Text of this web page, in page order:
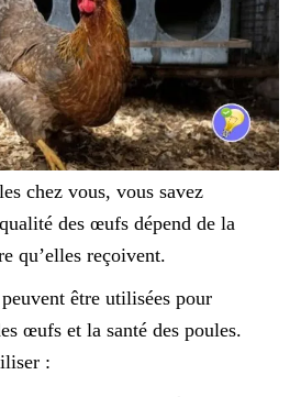
chez vous, vous savez
des œufs dépend de la
qu’elles reçoivent.
être utilisées pour
œufs et la santé des poules.
: